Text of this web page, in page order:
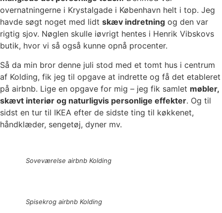
overnatningerne i Krystalgade i København helt i top. Jeg
havde søgt noget med lidt skæv indretning og den var
rigtig sjov. Nøglen skulle iøvrigt hentes i Henrik Vibskovs
butik, hvor vi så også kunne opnå procenter.
Så da min bror denne juli stod med et tomt hus i centrum
af Kolding, fik jeg til opgave at indrette og få det etableret
på airbnb. Lige en opgave for mig – jeg fik samlet møbler,
skævt interiør og naturligvis personlige effekter. Og til
sidst en tur til IKEA efter de sidste ting til køkkenet,
håndklæder, sengetøj, dyner mv.
Soveværelse airbnb Kolding
Spisekrog airbnb Kolding